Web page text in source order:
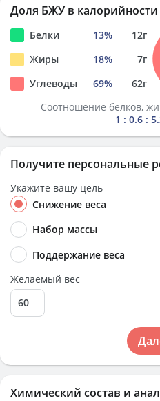
Химический состав и
Доля БЖУ в калорийности
Белки 13% 12г
Жиры
18% 7г
Углеводы
69% 62г
Соотношение белков,
1 : 0.6 :
Получите персональные
Укажите вашу цель
Снижение веса
Набор массы
Поддержание веса
Желаемый вес